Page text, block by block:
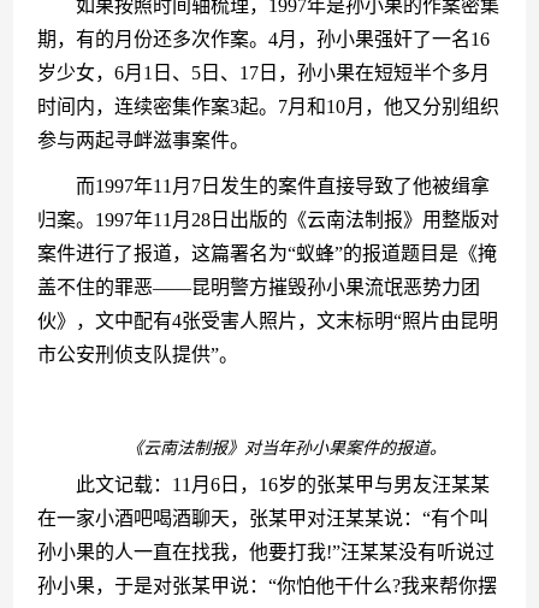
如果按照时间轴梳理，1997年是孙小果的作案密集
期，有的月份还多次作案。4月，孙小果强奸了一名16
岁少女，6月1日、5日、17日，孙小果在短短半个多月
时间内，连续密集作案3起。7月和10月，他又分别组织
参与两起寻衅滋事案件。
而1997年11月7日发生的案件直接导致了他被缉拿
归案。1997年11月28日出版的《云南法制报》用整版对
案件进行了报道，这篇署名为“蚁蜂”的报道题目是《掩
盖不住的罪恶——昆明警方摧毁孙小果流氓恶势力团
伙》，文中配有4张受害人照片，文末标明“照片由昆明
市公安刑侦支队提供”。
《云南法制报》对当年孙小果案件的报道。
此文记载：11月6日，16岁的张某甲与男友汪某某
在一家小酒吧喝酒聊天，张某甲对汪某某说：“有个叫
孙小果的人一直在找我，他要打我!”汪某某没有听说过
孙小果，于是对张某甲说：“你怕他干什么?我来帮你摆